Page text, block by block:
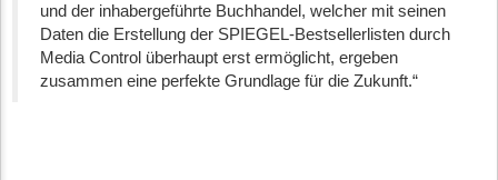
und der inhabergeführte Buchhandel, welcher mit seinen
Daten die Erstellung der SPIEGEL-Bestsellerlisten durch
Media Control überhaupt erst ermöglicht, ergeben
zusammen eine perfekte Grundlage für die Zukunft.“